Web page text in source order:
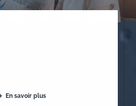
En savoir plus